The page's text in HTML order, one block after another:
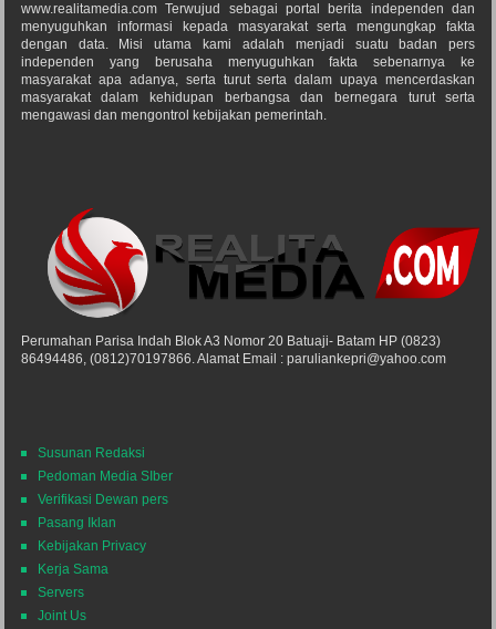
www.realitamedia.com Terwujud sebagai portal berita independen dan
menyuguhkan informasi kepada masyarakat serta mengungkap fakta
dengan data. Misi utama kami adalah menjadi suatu badan pers
independen yang berusaha menyuguhkan fakta sebenarnya ke
masyarakat apa adanya, serta turut serta dalam upaya mencerdaskan
masyarakat dalam kehidupan berbangsa dan bernegara turut serta
mengawasi dan mengontrol kebijakan pemerintah.
Perumahan Parisa Indah Blok A3 Nomor 20 Batuaji- Batam HP (0823)
86494486, (0812)70197866. Alamat Email : paruliankepri@yahoo.com
Susunan Redaksi
Pedoman Media SIber
Verifikasi Dewan pers
Pasang Iklan
Kebijakan Privacy
Kerja Sama
Servers
Joint Us